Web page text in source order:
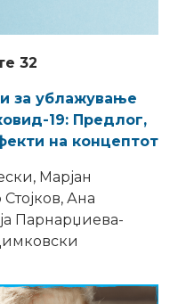
32
за ублажување
19: Предлог,
на концептот
Марјан
Ана
Парнарџиева-